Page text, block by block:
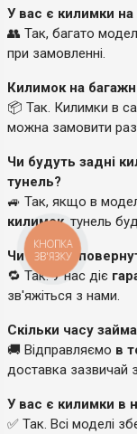
У вас є килимки
👥 Так, багато
при замовленні.
Килимок на
📦 Так. Килимки в
можна замовити
Чи будуть задні
тунель?
🚙 Так, якщо в
килимок, тунель
Чи можу я
🔁 Так. У нас діє
зв'яжіться з нами.
Скільки часу
🚚 Відправляємо в
доставка зазвичай
У вас є килимки в
✅ Так. Всі моделі
КНОПКА
ЗВ'ЯЗКУ